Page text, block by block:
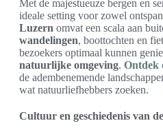
Met de majestueuze bergen en
ideale setting voor zowel
Luzern omvat een scala aan
wandelingen, boottochten en
bezoekers optimaal kunnen
natuurlijke omgeving. Ontdek
de adembenemende
wat natuurliefhebbers zoeken.
Cultuur en geschiedenis van